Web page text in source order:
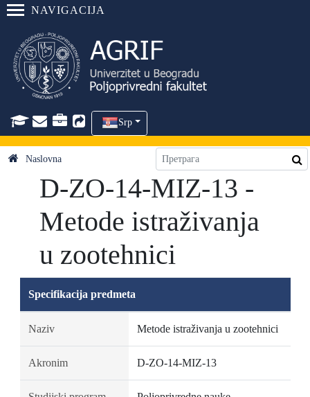
NAVIGACIJA
Srp
Naslovna
D-ZO-14-MIZ-13 -
Metode istraživanja
u zootehnici
Specifikacija predmeta
Naziv Metode istraživanja u zootehnici
Akronim D-ZO-14-MIZ-13